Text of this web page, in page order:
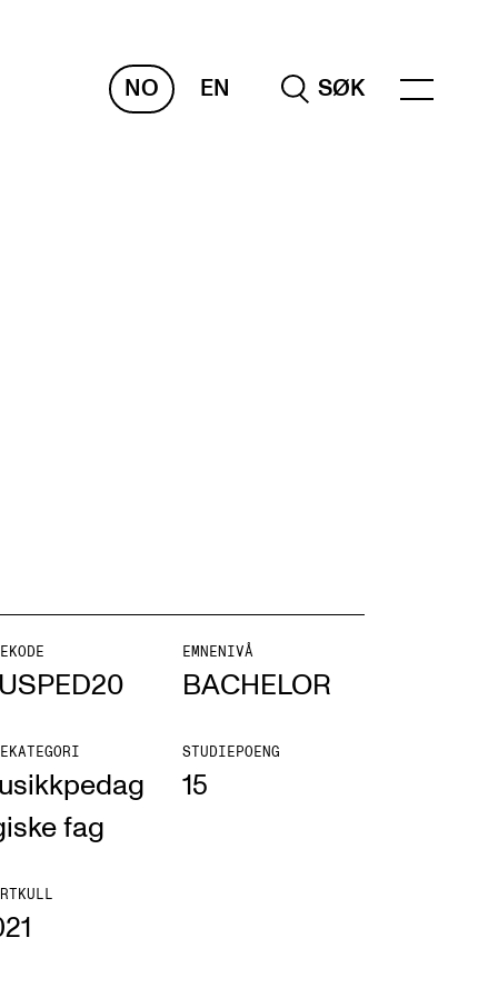
NO EN SØK
gjør hva i administrasjonen?
EMNENIVÅ
BACHELOR
fag
STUDIEPOENG
15